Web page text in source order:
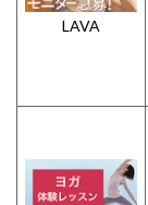
LAVA